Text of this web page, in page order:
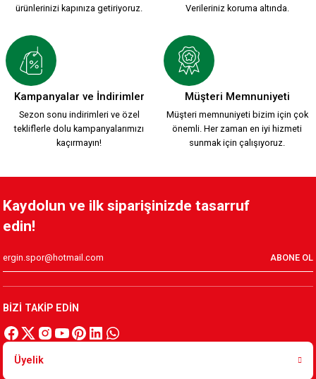
2.000,00 TL
YENİ SEZON 2026/2027 HUMMEL TRANING T-SHIRT S.
1.500,00 TL
KAFSİNKAF 1912 T-SHIRT S.
800,00 TL
ürünlerinizi kapınıza getiriyoruz.
Verileriniz koruma altında.
Kampanyalar ve İndirimler
Sezon sonu indirimleri ve özel
tekliflerle dolu kampanyalarımızı
kaçırmayın!
Müşteri Memnuniyeti
Müşteri memnuniyeti bizim için çok
önemli. Her zaman en iyi hizmeti
sunmak için çalışıyoruz.
Kaydolun ve ilk siparişinizde tasarruf
edin!
ABONE OL
BİZİ TAKİP EDİN
Üyelik